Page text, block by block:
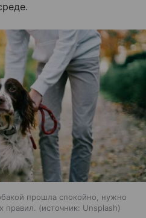
прошла спокойно, нужно
правил.
источник: Unsplash